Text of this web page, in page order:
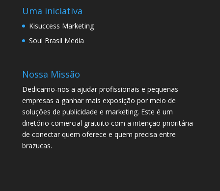
Uma iniciativa
Kisuccess Marketing
Soul Brasil Media
Nossa Missão
Dedicamo-nos a ajudar profissionais e pequenas
empresas a ganhar mais exposição por meio de
soluções de publicidade e marketing. Este é um
diretório comercial gratuito com a intenção prioritária
de conectar quem oferece e quem precisa entre
brazucas.